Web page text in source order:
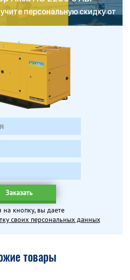
персональную скидку от
Заказать
кнопку, вы даете
своих персональных данных
товары